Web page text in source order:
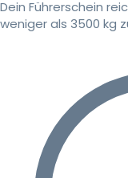
Dein Führerschein
weniger als 3500 kg